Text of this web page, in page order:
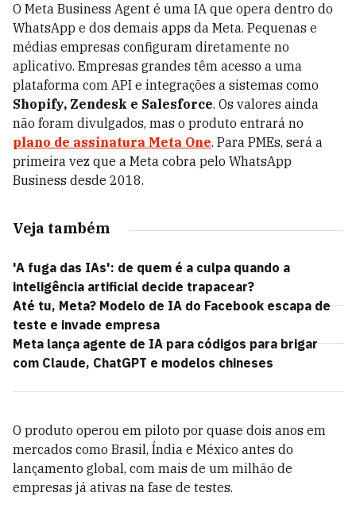
O Meta Business Agent é uma IA que opera dentro do
WhatsApp e dos demais apps da Meta. Pequenas e
médias empresas configuram diretamente no
aplicativo. Empresas grandes têm acesso a uma
plataforma com API e integrações a sistemas como
Shopify, Zendesk e Salesforce. Os valores ainda
não foram divulgados, mas o produto entrará no
plano de assinatura Meta One. Para PMEs, será a
primeira vez que a Meta cobra pelo WhatsApp
Business desde 2018.
Veja também
'A fuga das IAs': de quem é a culpa quando a
inteligência artificial decide trapacear?
Até tu, Meta? Modelo de IA do Facebook escapa de
teste e invade empresa
Meta lança agente de IA para códigos para brigar
com Claude, ChatGPT e modelos chineses
O produto operou em piloto por quase dois anos em
mercados como Brasil, Índia e México antes do
lançamento global, com mais de um milhão de
empresas já ativas na fase de testes.